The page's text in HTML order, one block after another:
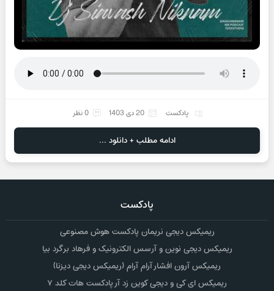
پادکست 20 دی 1403 0 نظر
ادامه مطلب + دانلود ...
پادکست
ریمیکس دیجی نریمان پادکست هوش مصنوعی
ریمیکس دیجی نوین و آرسس الکترونیک و فرهاد برگرد بیا
ریمیکس آرون افشار آرام آرام (ریمیکس دیجی دیزنا)
ریمیکس ای کی و دیجی کوین زد آر پادکست هات کلد ۷